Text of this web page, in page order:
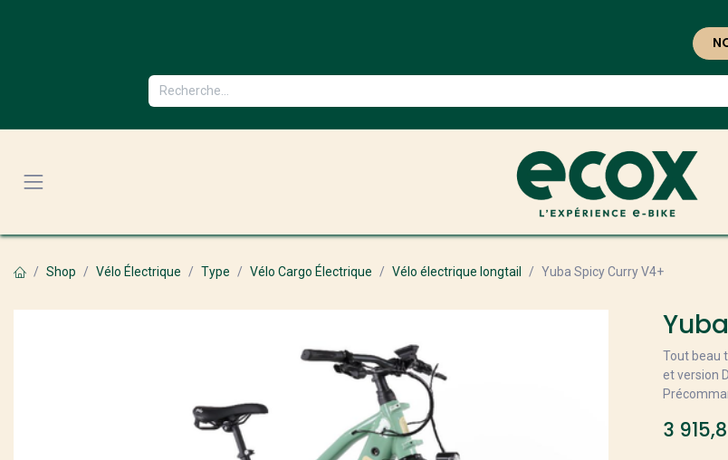
Shop Vélo Électrique Type Vélo Cargo Électrique Vélo électrique longtail Yuba Spicy Curry V4+
Tout beau
et version
3